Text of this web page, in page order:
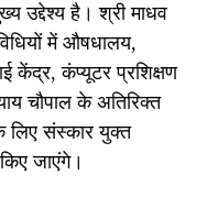
उद्देश्य है। श्री माधव
में औषधालय,
केंद्र, कंप्यूटर प्रशिक्षण
चौपाल के अतिरिक्त
लिए संस्कार युक्त
किए जाएंगे।